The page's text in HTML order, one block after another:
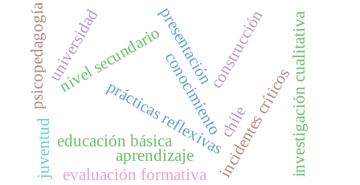
presentación
prácticas reflexivasincidentes críticos
nivel secundario investigación cualitativa
educación básica
aprendizaje
conocimientoconstrucción
universidad
psicopedagogía
chile
juventud evaluación formativa